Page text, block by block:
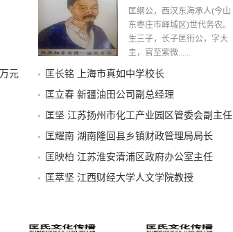
元
匡纲公，西汉东海承人(今山
东枣庄市峄城区)世代务农。
生三子，长子匡衎公，字大
圭，官至紫微......
匡长铭 上海市真如中学校长
匡立春 新疆油田公司副总经理
匡坚 江苏扬州市化工产业园区管委会副主任
匡耀南 湖南隆回县乡镇财政管理局局长
匡映柏 江苏淮安清浦区政府办公室主任
匡萃坚 江西财经大学人文学院教授